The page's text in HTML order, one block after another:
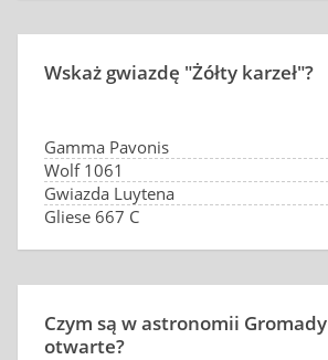
Wskaż gwiazdę "Żółty karzeł"?
Gamma Pavonis
Wolf 1061
Gwiazda Luytena
Gliese 667 C
Czym są w astronomii Gromady
otwarte?